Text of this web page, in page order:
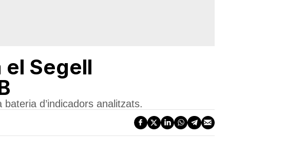
el Segell
d’indicadors analitzats.